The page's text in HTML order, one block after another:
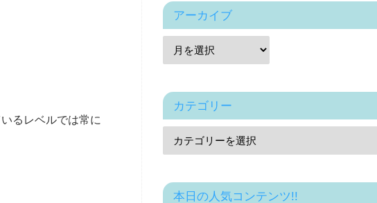
るレベルでは常に
アーカイブ
カテゴリー
本日の人気コンテンツ!!